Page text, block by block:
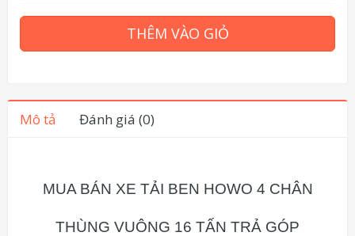
THÊM VÀO GIỎ
Mô tả Đánh giá (0)
MUA BÁN XE TẢI BEN HOWO 4 CHÂN
THÙNG VUÔNG 16 TẤN TRẢ GÓP